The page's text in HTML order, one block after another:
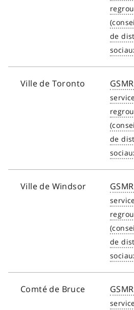
Ville de Toronto GSMR
Ville de Windsor GSMR
Comté de Bruce GSMR